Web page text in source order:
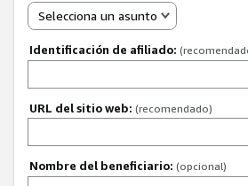
Selecciona un asunto
Identificación de afiliado:
URL del sitio web: (recomendado)
Nombre del beneficiario: (opcional)